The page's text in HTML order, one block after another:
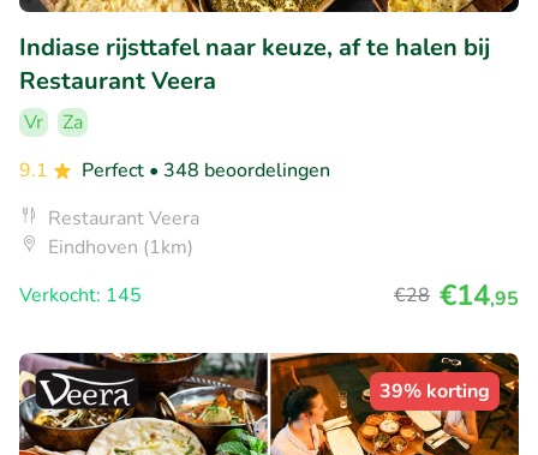
Indiase rijsttafel naar keuze, af te halen bij
Restaurant Veera
Vr
Za
9.1
Perfect • 348 beoordelingen
Restaurant Veera
Eindhoven (1km)
Verkocht: 145
€28 €14,95
39% korting